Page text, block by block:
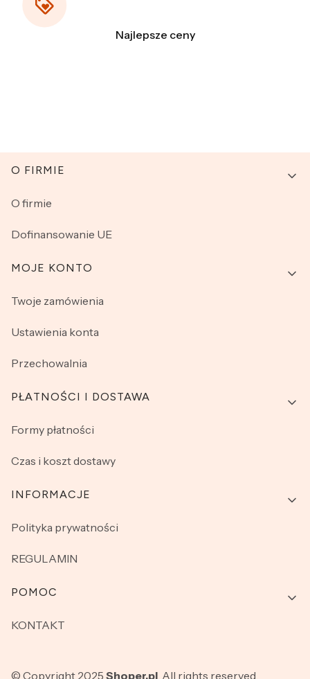
Najlepsze ceny
Linki w stopce
O FIRMIE
O firmie
Dofinansowanie UE
MOJE KONTO
Twoje zamówienia
Ustawienia konta
Przechowalnia
PŁATNOŚCI I DOSTAWA
Formy płatności
Czas i koszt dostawy
INFORMACJE
Polityka prywatności
REGULAMIN
POMOC
KONTAKT
© Copyright 2025 Shoper.pl . All rights reserved.